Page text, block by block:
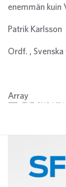
enemmän kuin
Patrik Karlsson
Ordf. ,
Array